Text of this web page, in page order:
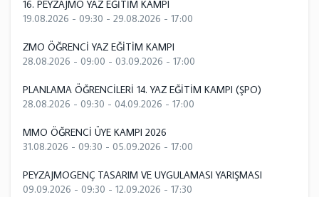
16. PEYZAJMO YAZ EĞİTİM KAMPI
19.08.2026 - 09:30 - 29.08.2026 - 17:00
ZMO ÖĞRENCİ YAZ EĞİTİM KAMPI
28.08.2026 - 09:00 - 03.09.2026 - 17:00
PLANLAMA ÖĞRENCİLERİ 14. YAZ EĞİTİM KAMPI (ŞPO)
28.08.2026 - 09:30 - 04.09.2026 - 17:00
MMO ÖĞRENCİ ÜYE KAMPI 2026
31.08.2026 - 09:30 - 05.09.2026 - 17:00
PEYZAJMOGENÇ TASARIM VE UYGULAMASI YARIŞMASI
09.09.2026 - 09:30 - 12.09.2026 - 17:30